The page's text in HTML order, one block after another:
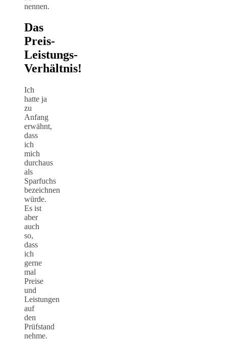
nennen.
Das
Preis-
Leistungs-
Verhältnis!
Ich
hatte ja
zu
Anfang
erwähnt,
dass
ich
mich
durchaus
als
Sparfuchs
bezeichnen
würde.
Es ist
aber
auch
so,
dass
ich
gerne
mal
Preise
und
Leistungen
auf
den
Prüfstand
nehme.